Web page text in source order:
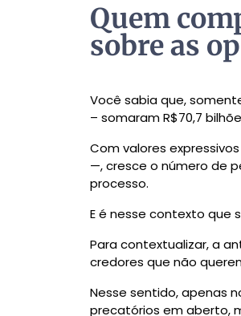
Quem
sobre as
Você sabia que,
– somaram R$70,7
Com valores
—, cresce o número de
processo.
E é nesse contexto que
Para contextualizar, a
credores que não
Nesse sentido, apenas
precatórios em aberto,